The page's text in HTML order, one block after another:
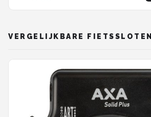
VERGELIJKBARE FIETSSLOTEN